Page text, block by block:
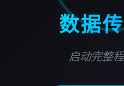
数据
启动完整